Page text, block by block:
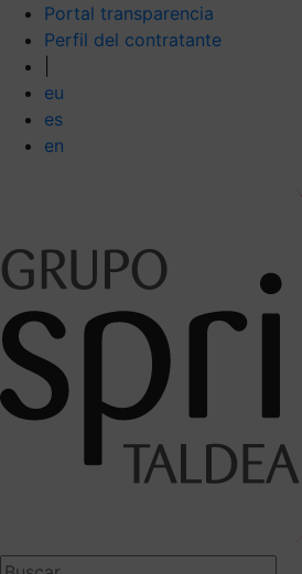
Portal transparencia
Perfil del contratante
eu
es
en